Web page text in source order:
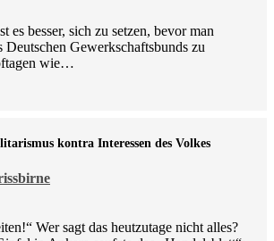
es besser, sich zu setzen, bevor man
Deutschen Gewerkschaftsbunds zu
wie…
kontra Inte­ressen des Volkes
Wer sagt das heutzutage nicht alles?